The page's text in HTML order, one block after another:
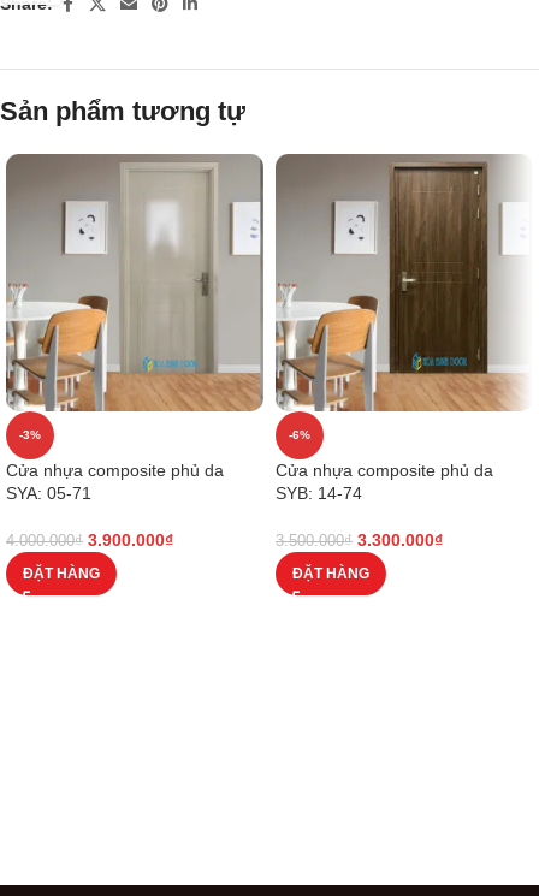
Share:
Sản phẩm tương tự
-3%
Cửa nhựa composite phủ da
SYA: 05-71
4.000.000₫ 3.900.000₫
ĐẶT HÀNG
-6%
Cửa nhựa composite phủ da
SYB: 14-74
3.500.000₫ 3.300.000₫
ĐẶT HÀNG